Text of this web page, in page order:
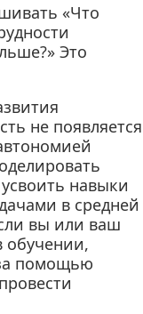
«Что
Это
не появляется
навыки
в средней
вы или ваш
обучении,
помощью